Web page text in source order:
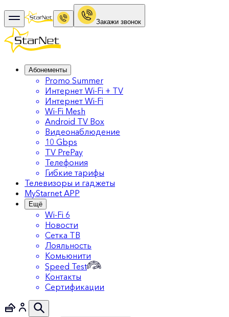
Закажи звонок
Абонементы
Promo Summer
Интернет Wi-Fi + TV
Интернет Wi-Fi
Wi-Fi Mesh
Android TV Box
Видеонаблюдение
10 Gbps
TV PrePay
Телефония
Гибкие тарифы
Телевизоры и гаджеты
MyStarnet APP
Ещё
Wi-Fi 6
Новости
Сетка ТВ
Лояльность
Комьюнити
Speed Test
Контакты
Сертификации